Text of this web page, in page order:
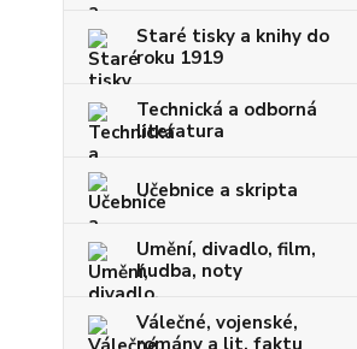
Staré tisky a knihy do
roku 1919
Technická a odborná
literatura
Učebnice a skripta
Umění, divadlo, film,
hudba, noty
Válečné, vojenské,
romány a lit. faktu